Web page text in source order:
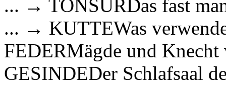
... → TONSURDas fast
... → KUTTEWas
FEDERMägde und
GESINDEDer Schlafsaal